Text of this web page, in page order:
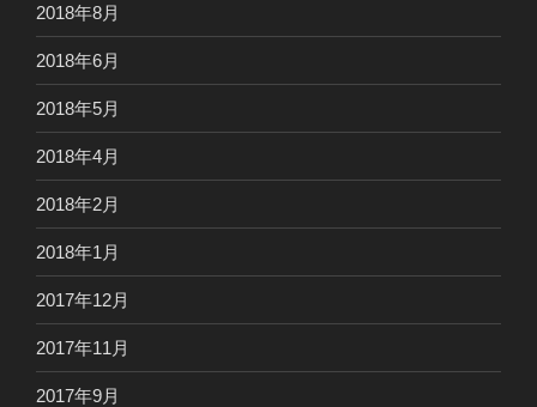
2018年8月
2018年6月
2018年5月
2018年4月
2018年2月
2018年1月
2017年12月
2017年11月
2017年9月